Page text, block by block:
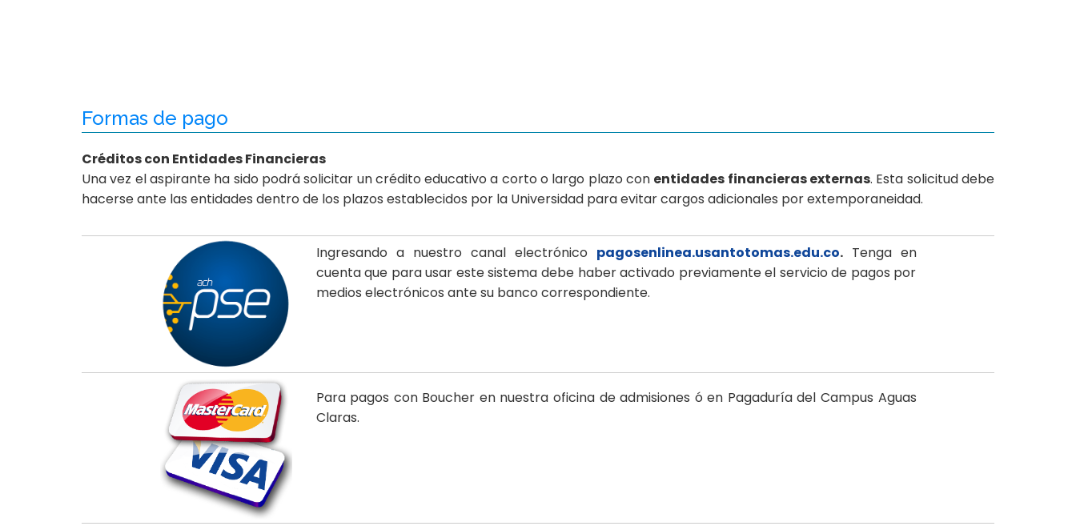
Formas de pago
Créditos con Entidades Financieras
Una vez el aspirante ha sido podrá solicitar un crédito educativo a corto o largo plazo con entidades financieras externas. Esta solicitud debe
hacerse ante las entidades dentro de los plazos establecidos por la Universidad para evitar cargos adicionales por extemporaneidad.
Ingresando a nuestro canal electrónico pagosenlinea.usantotomas.edu.co.Tenga en
cuenta que para usar este sistema debe haber activado previamente el servicio de pagos por
medios electrónicos ante su banco correspondiente.
Para pagos con Boucher en nuestra oficina de admisiones ó en Pagaduría del Campus Aguas
Claras.